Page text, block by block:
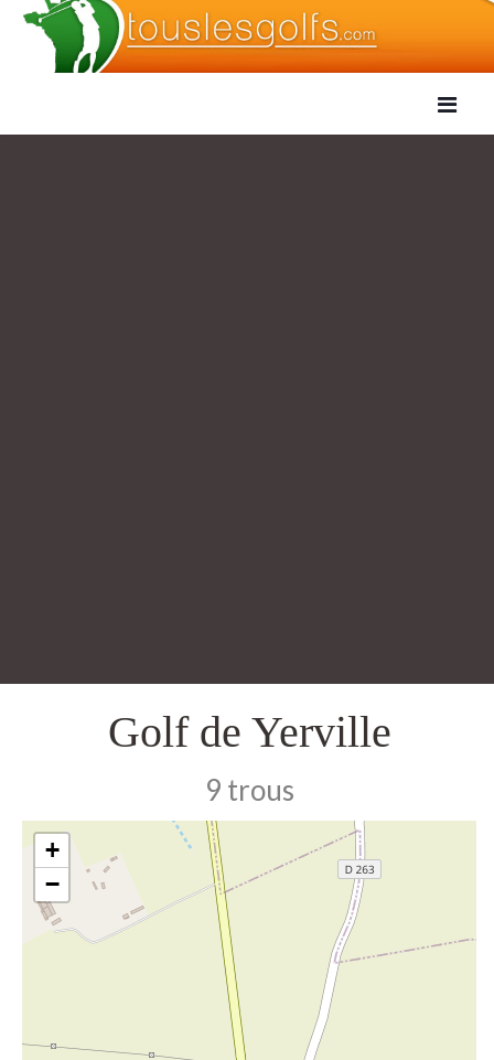
Golf de Yerville
9 trous
+
−